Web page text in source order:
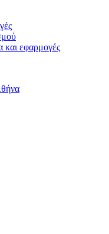
και εφαρμογές